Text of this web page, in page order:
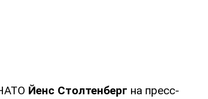
Йенс Столтенберг на пресс-